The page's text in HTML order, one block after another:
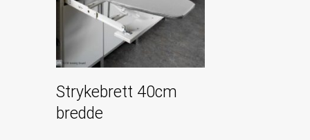
Strykebrett 40cm
bredde